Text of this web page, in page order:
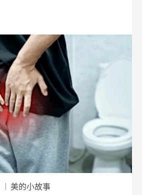
感，但這些變化不一定都代表手
美的小故事